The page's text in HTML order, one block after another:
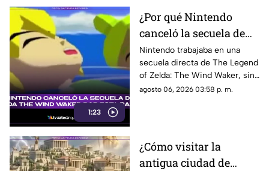
1:23
¿Por qué Nintendo
canceló la secuela de
Zelda The Wind
Waker? Aquí te
explicamos la razón
Nintendo trabajaba en una
secuela directa de The Legend
of Zelda: The Wind Waker, sin
embargo, fue cancelada. Aquí
agosto 06, 2026 03:58 p. m.
¿Cómo visitar la
antigua ciudad de